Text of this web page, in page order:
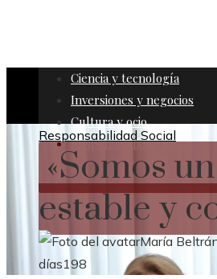
Ciencia y tecnología
Inversiones y negocios
Cultura y ocio
Responsabilidad Social
Responsabilidad Social
«Somos
estable y
María
días198